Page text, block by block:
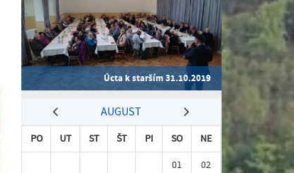
Úcta k starším 31.10.2019
AUGUST
PO UT ST ŠT PI SO
NE
01
02